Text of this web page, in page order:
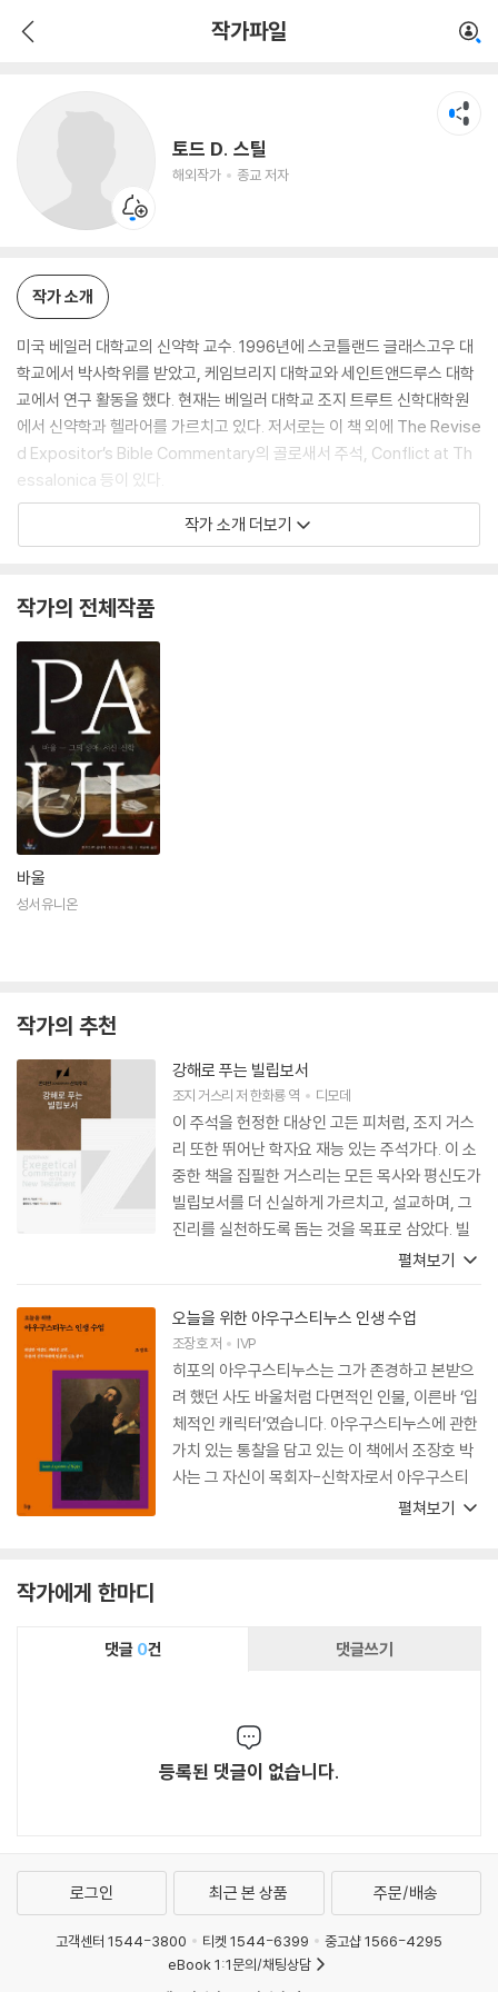
작가파일
토드 D. 스틸
해외작가 종교 저자
작가 소개
미국 베일러 대학교의 신약학 교수. 1996년에 스코틀랜드 글래스고우 대
학교에서 박사학위를 받았고, 케임브리지 대학교와 세인트앤드루스 대학
교에서 연구 활동을 했다. 현재는 베일러 대학교 조지 트루트 신학대학원
에서 신약학과 헬라어를 가르치고 있다. 저서로는 이 책 외에 The Revise
d Expositor’s Bible Commentary의 골로새서 주석, Conflict at Th
essalonica 등이 있다.
작가 소개 더보기
작가의 전체작품
바울
성서유니온
작가의 추천
강해로 푸는 빌립보서
조지 거스리저한화룡역 디모데
이 주석을 헌정한 대상인 고든 피처럼, 조지 거스
리 또한 뛰어난 학자요 재능 있는 주석가다. 이 소
중한 책을 집필한 거스리는 모든 목사와 평신도가
빌립보서를 더 신실하게 가르치고, 설교하며, 그
진리를 실천하도록 돕는 것을 목표로 삼았다. 빌
립보서를 향한 그의 깊은 애정은 전염성이 있다.
신이 나와 함께 이 책을 정기적으로 읽으며 그 깊
이를 헤아리고, 바울의 옥중서신에 담긴 보물을
다른 사람들과도 나눌 수 있기를 바란다.
펼쳐보기
오늘을 위한 아우구스티누스 인생 수업
조장호저 IVP
히포의 아우구스티누스는 그가 존경하고 본받으
려 했던 사도 바울처럼 다면적인 인물, 이른바 ‘입
체적인 캐릭터’였습니다. 아우구스티누스에 관한
가치 있는 통찰을 담고 있는 이 책에서 조장호 박
사는 그 자신이 목회자-신학자로서 아우구스티
누스의 사상가로서의 측면뿐 아니라 목회자로서
은, 다소의 바울의 글들처럼 그리스도의 제자이
며 목회자인 그의 삶에 의해 빚어졌고 또한 그것
펼쳐보기
작가에게 한마디
댓글 0건 댓글쓰기
등록된 댓글이 없습니다.
로그인 최근 본 상품 주문/배송
고객센터 1544-3800 티켓 1544-6399
중고샵 1566-4295
eBook 1:1문의/채팅상담